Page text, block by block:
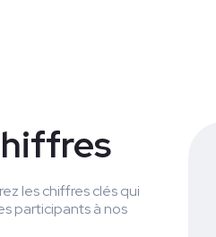
les chiffres clés qui
participants à nos